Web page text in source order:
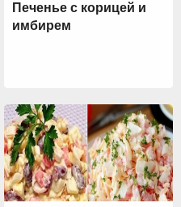
Печенье с корицей и
имбирем